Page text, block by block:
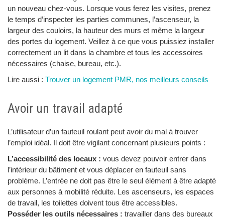
un nouveau chez-vous. Lorsque vous ferez les visites, prenez
le temps d’inspecter les parties communes, l’ascenseur, la
largeur des couloirs, la hauteur des murs et même la largeur
des portes du logement. Veillez à ce que vous puissiez installer
correctement un lit dans la chambre et tous les accessoires
nécessaires (chaise, bureau, etc.).
Lire aussi : Trouver un logement PMR, nos meilleurs conseils
Avoir un travail adapté
L’utilisateur d’un fauteuil roulant peut avoir du mal à trouver
l’emploi idéal. Il doit être vigilant concernant plusieurs points :
L’accessibilité des locaux : vous devez pouvoir entrer dans
l’intérieur du bâtiment et vous déplacer en fauteuil sans
problème. L’entrée ne doit pas être le seul élément à être adapté
aux personnes à mobilité réduite. Les ascenseurs, les espaces
de travail, les toilettes doivent tous être accessibles.
Posséder les outils nécessaires : travailler dans des bureaux